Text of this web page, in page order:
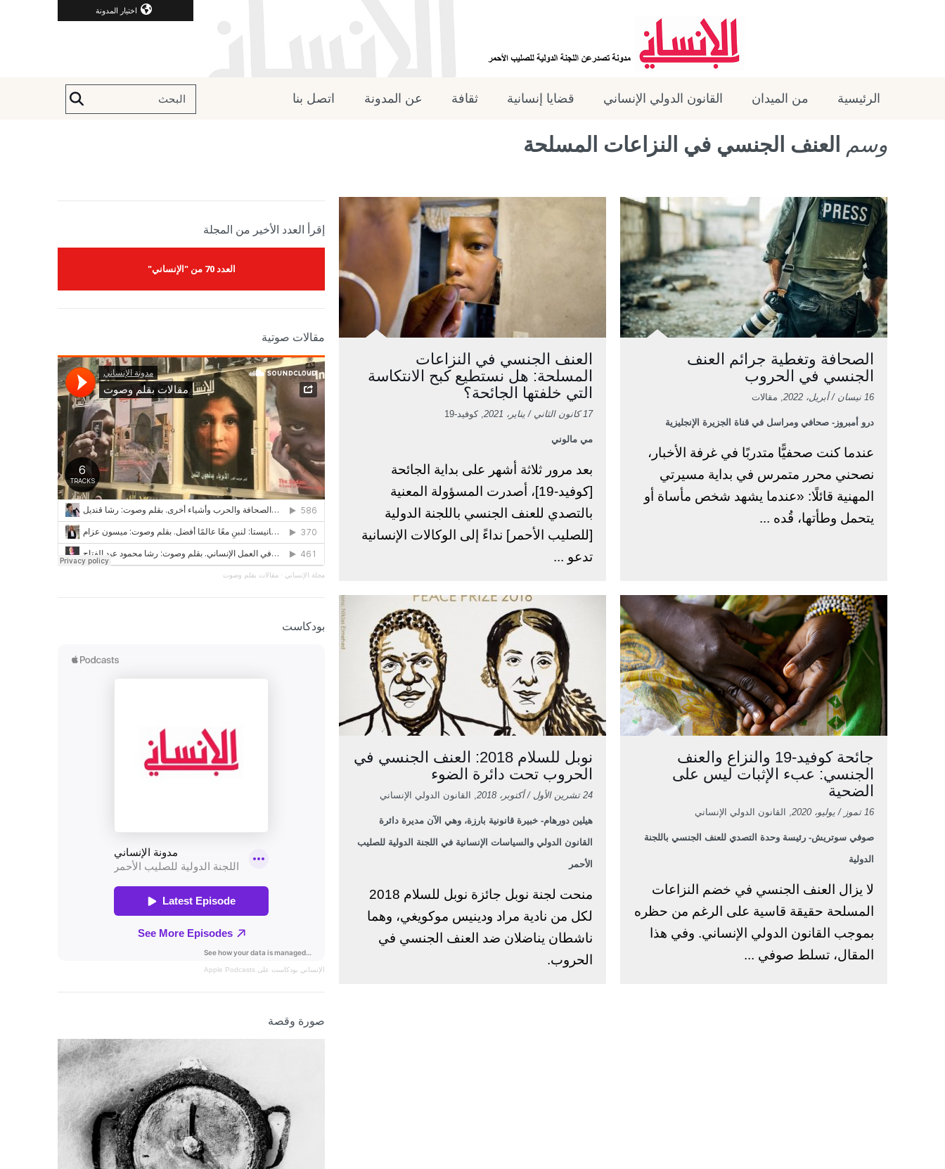
اختيار المدونة
الرئيسية من الميدان القانون الدولي الإنساني قضايا إنسانية ثقافة عن المدونة اتصل بنا
وسم العنف الجنسي في النزاعات المسلحة
الصحافة وتغطية جرائم العنف
الجنسي في الحروب
16 نيسان / أبريل، 2022 , مقالات
درو أمبروز- صحافي ومراسل في قناة الجزيرة الإنجليزية
عندما كنت صحفيًّا متدربًا في غرفة الأخبار،
نصحني محرر متمرس في بداية مسيرتي
المهنية قائلًا: «عندما يشهد شخص مأساة أو
يتحمل وطأتها، قُده ...
العنف الجنسي في النزاعات
المسلحة: هل نستطيع كبح الانتكاسة
التي خلفتها الجائحة؟
17 كانون الثاني / يناير، 2021 , كوفيد-19
مي مالوني
بعد مرور ثلاثة أشهر على بداية الجائحة
[كوفيد-19]، أصدرت المسؤولة المعنية
بالتصدي للعنف الجنسي باللجنة الدولية
[للصليب الأحمر] نداءً إلى الوكالات الإنسانية
تدعو ...
جائحة كوفيد-19 والنزاع والعنف
الجنسي: عبء الإثبات ليس على
الضحية
16 تموز / يوليو، 2020 , القانون الدولي الإنساني
صوفي سوتريش- رئيسة وحدة التصدي للعنف الجنسي باللجنة
الدولية
لا يزال العنف الجنسي في خضم النزاعات
المسلحة حقيقة قاسية على الرغم من حظره
بموجب القانون الدولي الإنساني. وفي هذا
المقال، تسلط صوفي ...
نوبل للسلام 2018: العنف الجنسي في
الحروب تحت دائرة الضوء
24 تشرين الأول / أكتوبر، 2018 , القانون الدولي الإنساني
هيلين دورهام- خبيرة قانونية بارزة، وهي الآن مديرة دائرة
القانون الدولي والسياسات الإنسانية في اللجنة الدولية للصليب
الأحمر
منحت لجنة نوبل جائزة نوبل للسلام 2018
لكل من نادية مراد ودينيس موكويغي، وهما
ناشطان يناضلان ضد العنف الجنسي في
الحروب.
إقرأ العدد الأخير من المجلة
العدد 70 من "الإنساني"
مقالات صوتية
مجلة الإنساني · مقالات بقلم وصوت
بودكاست
الإنساني بودكاست على Apple Podcasts
صورة وقصة